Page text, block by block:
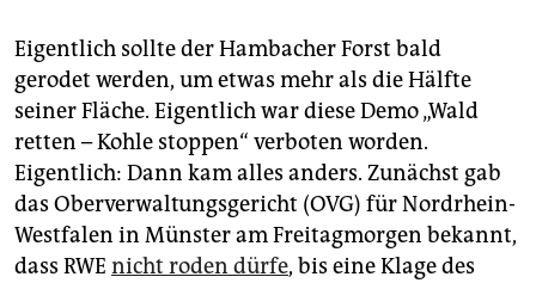
Eigentlich sollte der Hambacher Forst bald
gerodet werden, um etwas mehr als die Hälfte
seiner Fläche. Eigentlich war diese Demo „Wald
retten – Kohle stoppen“ verboten worden.
Eigentlich: Dann kam alles anders. Zunächst gab
das Oberverwaltungsgericht (OVG) für Nordrhein-
Westfalen in Münster am Freitagmorgen bekannt,
dass RWE nicht roden dürfe, bis eine Klage des